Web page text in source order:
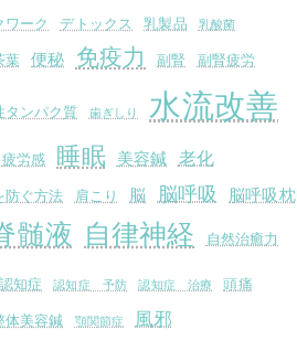
ワーク
デトックス 乳製品 乳酸菌
葉 便秘 免疫力 副腎 副腎疲労
タンパク質 歯ぎしり 水流改善
疲労感 睡眠 美容鍼 老化
防ぐ方法 肩こり 脳 脳呼吸 脳呼吸枕
髄液 自律神経 自然治癒力
認知症 認知症 予防 認知症 治療 頭痛
体美容鍼 顎関節症 風邪